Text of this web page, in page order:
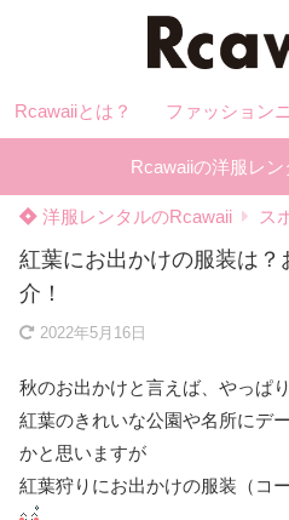
Rcawaiiとは？ ファッション
Rcawaiiの洋服レ
洋服レンタルのRcawaii ス
紅葉にお出かけの服装は？
介！
2022年5月16日
秋のお出かけと言えば、やっぱ
紅葉のきれいな公園や名所にデ
かと思いますが
紅葉狩りにお出かけの服装（コ